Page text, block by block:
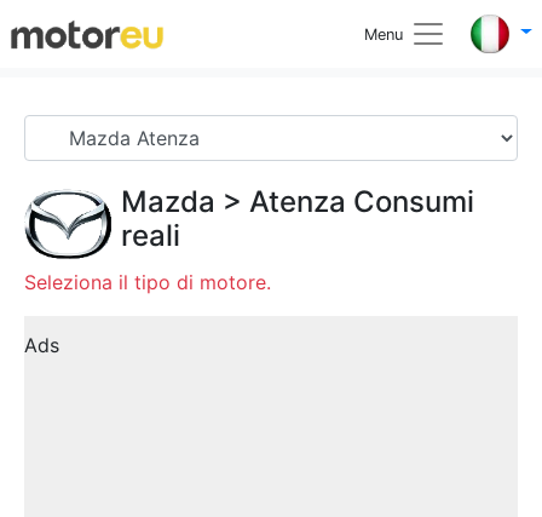
Menu
Mazda > Atenza Consumi
reali
Seleziona il tipo di motore.
Ads